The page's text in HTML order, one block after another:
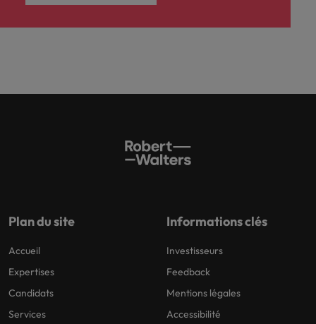
Plan du site
Accueil
Expertises
Candidats
Services
Informations clés
Investisseurs
Feedback
Mentions légales
Accessibilité